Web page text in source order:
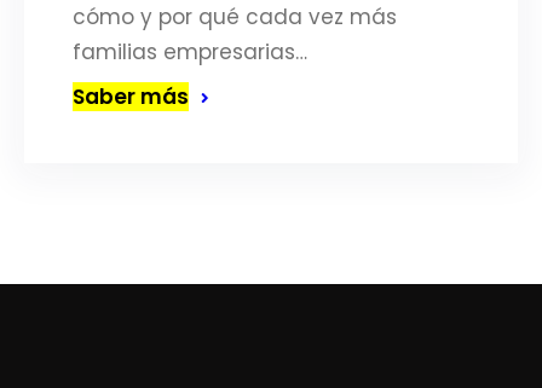
cómo y por qué cada vez más
familias empresarias…
Saber más